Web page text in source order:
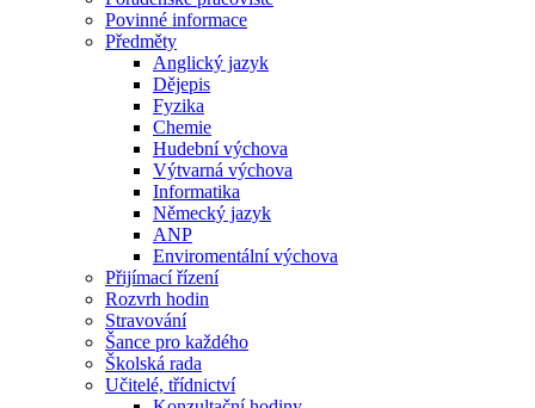
Povinné informace
Předměty
Anglický jazyk
Dějepis
Fyzika
Chemie
Hudební výchova
Výtvarná výchova
Informatika
Německý jazyk
ANP
Enviromentální výchova
Přijímací řízení
Rozvrh hodin
Stravování
Šance pro každého
Školská rada
Učitelé, třídnictví